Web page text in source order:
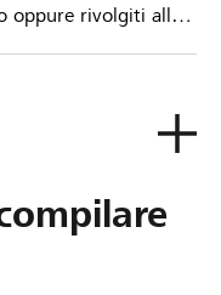
oppure rivolgiti alla